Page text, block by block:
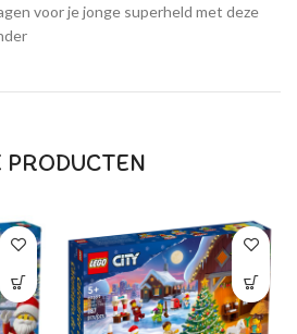
voor je jonge superheld met deze